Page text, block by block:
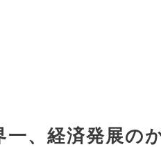
一、経済発展の